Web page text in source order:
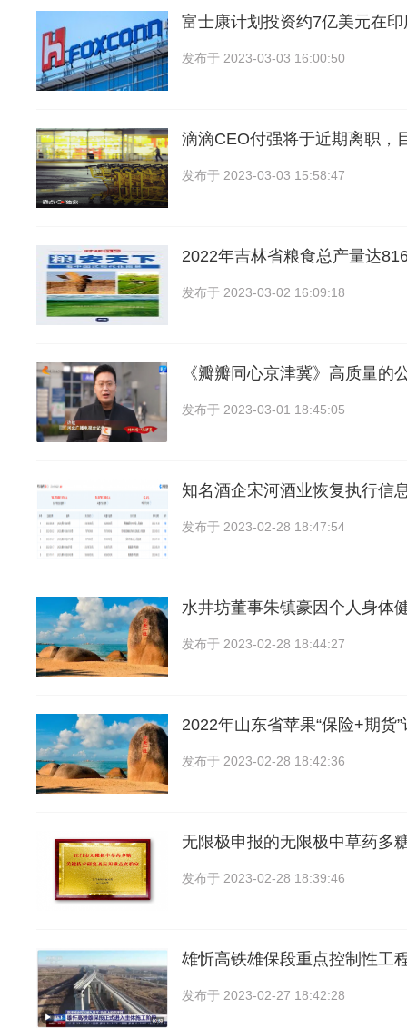
富士康计划投资约7亿美元在
发布于 2023-03-03 16:00:50
滴滴CEO付强将于近期离职，
发布于 2023-03-03 15:58:47
2022年吉林省粮食总产量达
发布于 2023-03-02 16:09:18
《瓣瓣同心京津冀》高质量的
发布于 2023-03-01 18:45:05
知名酒企宋河酒业恢复执行信
发布于 2023-02-28 18:47:54
水井坊董事朱镇豪因个人身体
发布于 2023-02-28 18:44:27
2022年山东省苹果“保险+期货
发布于 2023-02-28 18:42:36
无限极申报的无限极中草药多
发布于 2023-02-28 18:39:46
雄忻高铁雄保段重点控制性工
发布于 2023-02-27 18:42:28